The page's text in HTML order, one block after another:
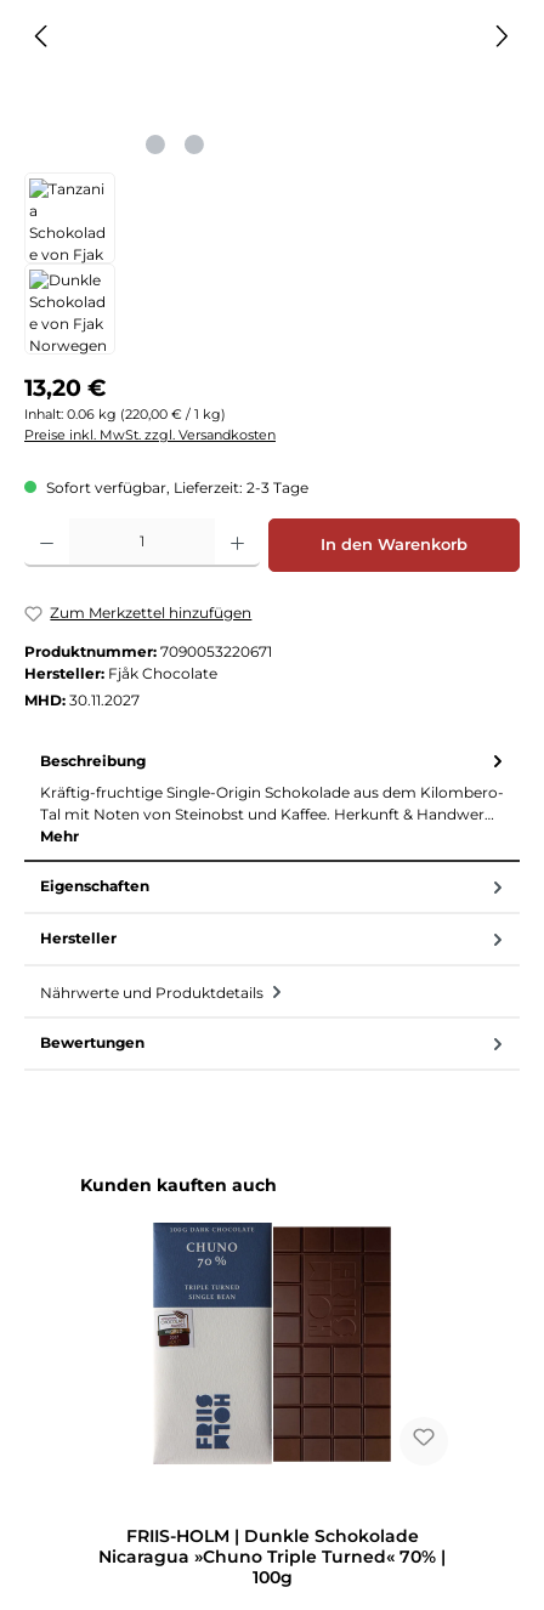
Regulärer Preis:
13,20 €
Inhalt: 0.06 kg (220,00 € / 1 kg)
Preise inkl. MwSt. zzgl. Versandkosten
Sofort verfügbar, Lieferzeit: 2-3 Tage
Produkt Anzahl: Gib den gewünschten Wert ein oder benutze die
In den Warenkorb
Zum Merkzettel hinzufügen
Produktnummer: 7090053220671
Hersteller: Fjåk Chocolate
MHD: 30.11.2027
Beschreibung
Kräftig-fruchtige Single-Origin Schokolade aus dem Kilombero-
Tal mit Noten von Steinobst und Kaffee. Herkunft & Handwer…
Mehr
Eigenschaften
Hersteller
Nährwerte und Produktdetails
Bewertungen
Produktgalerie überspringen
Kunden kauften auch
FRIIS-HOLM | Dunkle Schokolade
Nicaragua »Chuno Triple Turned« 70% |
100g